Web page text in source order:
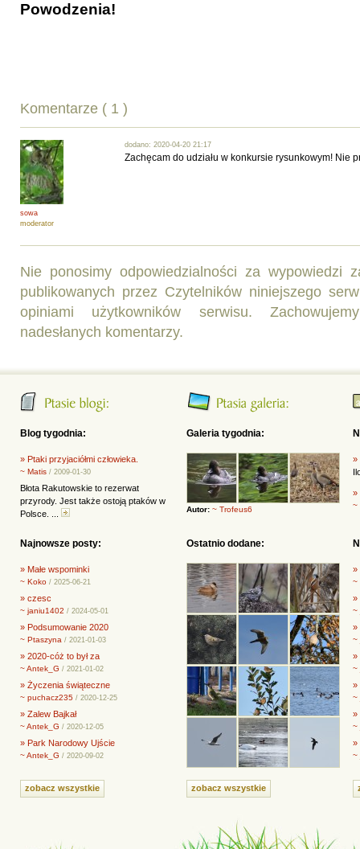
Powodzenia!
Komentarze ( 1 )
sowa
moderator
dodano: 2020-04-20 21:17
Zachęcam do udziału w konkursie rysunkowym! Nie
Nie ponosimy odpowiedzialności za wypowiedzi
publikowanych przez Czytelników niniejszego
opiniami użytkowników serwisu.
nadesłanych komentarzy.
Blog tygodnia:
» Ptaki przyjaciółmi człowieka.
~ Matis / 2009-01-30
Błota Rakutowskie to rezerwat
przyrody. Jest także ostoją ptaków w
Polsce. ...
Najnowsze posty:
» Małe wspominki
~ Koko / 2025-06-21
» czesc
~ janiu1402 / 2024-05-01
» Podsumowanie 2020
~ Ptaszyna / 2021-01-03
» 2020-cóż to był za
~ Antek_G / 2021-01-02
» Życzenia świąteczne
~ puchacz235 / 2020-12-25
» Zalew Bajkał
~ Antek_G / 2020-12-05
» Park Narodowy Ujście
~ Antek_G / 2020-09-02
zobacz wszystkie
Galeria tygodnia:
Autor: ~ Trofeus6
Ostatnio dodane:
zobacz wszystkie
»
»
~
»
~
»
~
»
~
»
~
»
~
»
~
»
~